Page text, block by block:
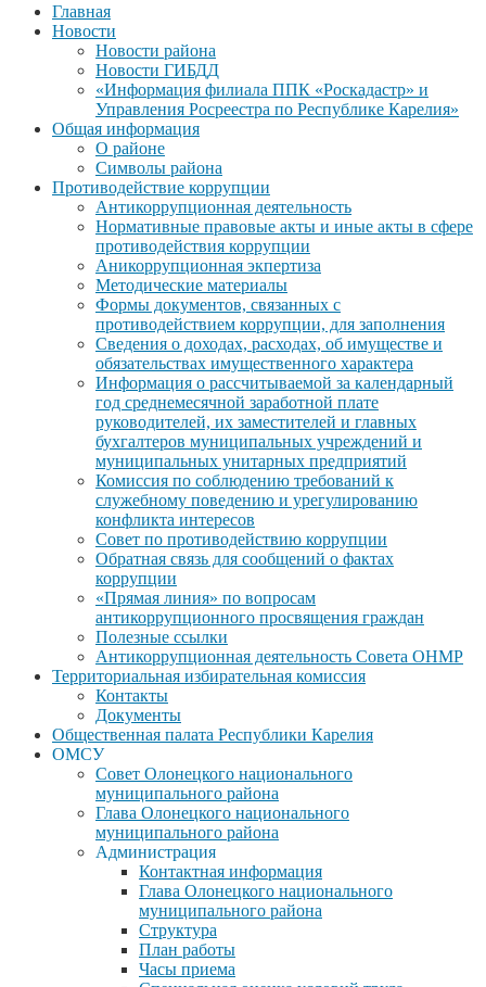
Главная
Новости
Новости района
Новости ГИБДД
«Информация филиала ППК «Роскадастр» и
Управления Росреестра по Республике Карелия»
Общая информация
О районе
Символы района
Противодействие коррупции
Антикоррупционная деятельность
Нормативные правовые акты и иные акты в сфере
противодействия коррупции
Аникоррупционная экпертиза
Методические материалы
Формы документов, связанных с
противодействием коррупции, для заполнения
Сведения о доходах, расходах, об имуществе и
обязательствах имущественного характера
Информация о рассчитываемой за календарный
год среднемесячной заработной плате
руководителей, их заместителей и главных
бухгалтеров муниципальных учреждений и
муниципальных унитарных предприятий
Комиссия по соблюдению требований к
служебному поведению и урегулированию
конфликта интересов
Совет по противодействию коррупции
Обратная связь для сообщений о фактах
коррупции
«Прямая линия» по вопросам
антикоррупционного просвящения граждан
Полезные ссылки
Антикоррупционная деятельность Совета ОНМР
Территориальная избирательная комиссия
Контакты
Документы
Общественная палата Республики Карелия
ОМСУ
Совет Олонецкого национального
муниципального района
Глава Олонецкого национального
муниципального района
Администрация
Контактная информация
Глава Олонецкого национального
муниципального района
Структура
План работы
Часы приема